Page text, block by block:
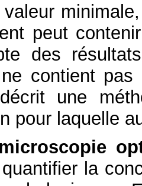
peut
des
contient
une
pour laquelle
la